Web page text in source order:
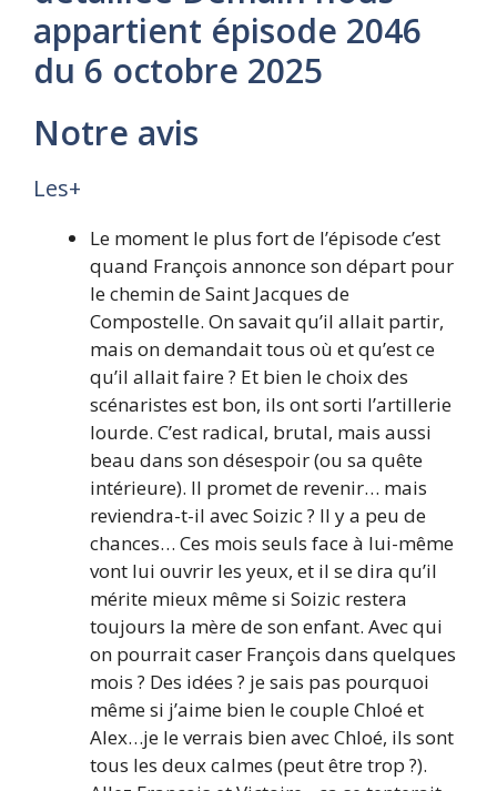
appartient épisode 2046
du 6 octobre 2025
Notre avis
Les+
Le moment le plus fort de l’épisode c’est
quand François annonce son départ pour
le chemin de Saint Jacques de
Compostelle. On savait qu’il allait partir,
mais on demandait tous où et qu’est ce
qu’il allait faire ? Et bien le choix des
scénaristes est bon, ils ont sorti l’artillerie
lourde. C’est radical, brutal, mais aussi
beau dans son désespoir (ou sa quête
intérieure). Il promet de revenir… mais
reviendra-t-il avec Soizic ? Il y a peu de
chances… Ces mois seuls face à lui-même
vont lui ouvrir les yeux, et il se dira qu’il
mérite mieux même si Soizic restera
toujours la mère de son enfant. Avec qui
on pourrait caser François dans quelques
mois ? Des idées ? je sais pas pourquoi
même si j’aime bien le couple Chloé et
Alex…je le verrais bien avec Chloé, ils sont
tous les deux calmes (peut être trop ?).